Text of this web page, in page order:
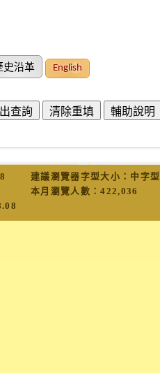
史沿革 English
建議瀏覽器字型大小：中字型
本月瀏覽人數：422,036